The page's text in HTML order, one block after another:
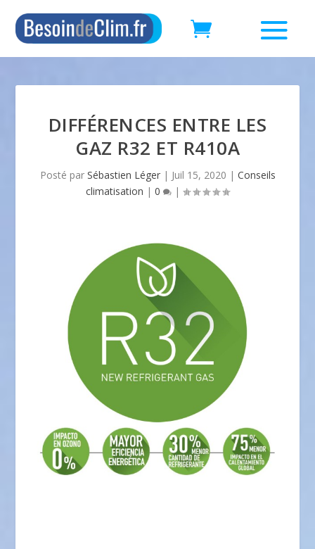
DIFFÉRENCES ENTRE LES
GAZ R32 ET R410A
Posté par Sébastien Léger| Juil 15, 2020 | Conseils
climatisation | 0 |